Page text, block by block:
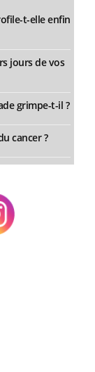
t-elle enfin
jours de vos
grimpe-t-il ?
cancer ?